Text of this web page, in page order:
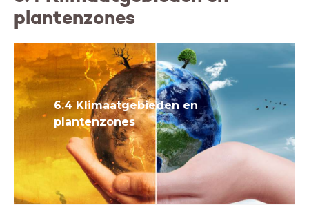
plantenzones
6.4 Klimaatgebieden en
plantenzones